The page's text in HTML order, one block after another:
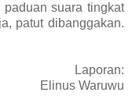
suara tingkat
patut dibanggakan.
Laporan:
Elinus Waruwu